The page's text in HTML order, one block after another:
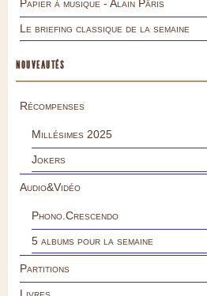
Papier à musique - Alain Pâris
Le briefing classique de la semaine
NOUVEAUTÉS
Récompenses
Millésimes 2025
Jokers
Audio&Vidéo
Phono.Crescendo
5 albums pour la semaine
Partitions